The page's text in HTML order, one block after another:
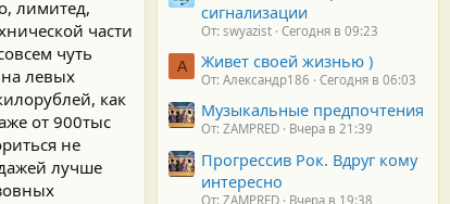
лимитед,
части
чуть
левых
как
от 900тыс
не
лучше
сигнализации
От: swyazist Сегодня в 09:23
А Живет своей жизнью )
От: Александр186 Сегодня в 06:03
Музыкальные предпочтения
От: ZAMPRED Вчера в 21:39
Прогрессив Рок. Вдруг кому
интересно
От: ZAMPRED Вчера в 19:38